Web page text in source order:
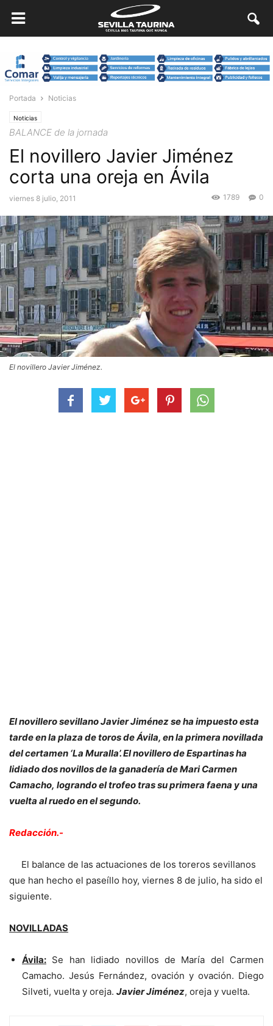
Portada Noticias
Noticias
BALANCE de la jornada
El novillero Javier Jiménez
corta una oreja en Ávila
viernes 8 julio, 2011 0
1789
El novillero Javier Jiménez.
El novillero sevillano Javier Jiménez se ha impuesto esta
tarde en la plaza de toros de Ávila, en la primera novillada
del certamen ‘La Muralla’. El novillero de Espartinas ha
lidiado dos novillos de la ganadería de Mari Carmen
Camacho, logrando el trofeo tras su primera faena y una
vuelta al ruedo en el segundo.
Redacción.-
El balance de las actuaciones de los toreros sevillanos
que han hecho el paseíllo hoy, viernes 8 de julio, ha sido el
siguiente.
NOVILLADAS
Ávila: Se han lidiado novillos de María del Carmen
Camacho. Jesús Fernández, ovación y ovación. Diego
Silveti, vuelta y oreja. Javier Jiménez, oreja y vuelta.